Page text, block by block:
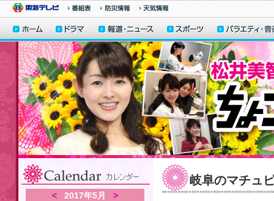
岐阜のマチュ
< 2017年5月 >